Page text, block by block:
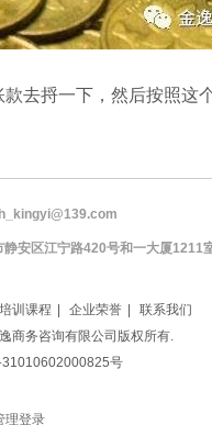
捋一下，然后按照这
和一大厦1211室 邮
培训课程 企业荣誉
联系我们
商务咨询有限公司版权所有.
31010602000825号
理登录